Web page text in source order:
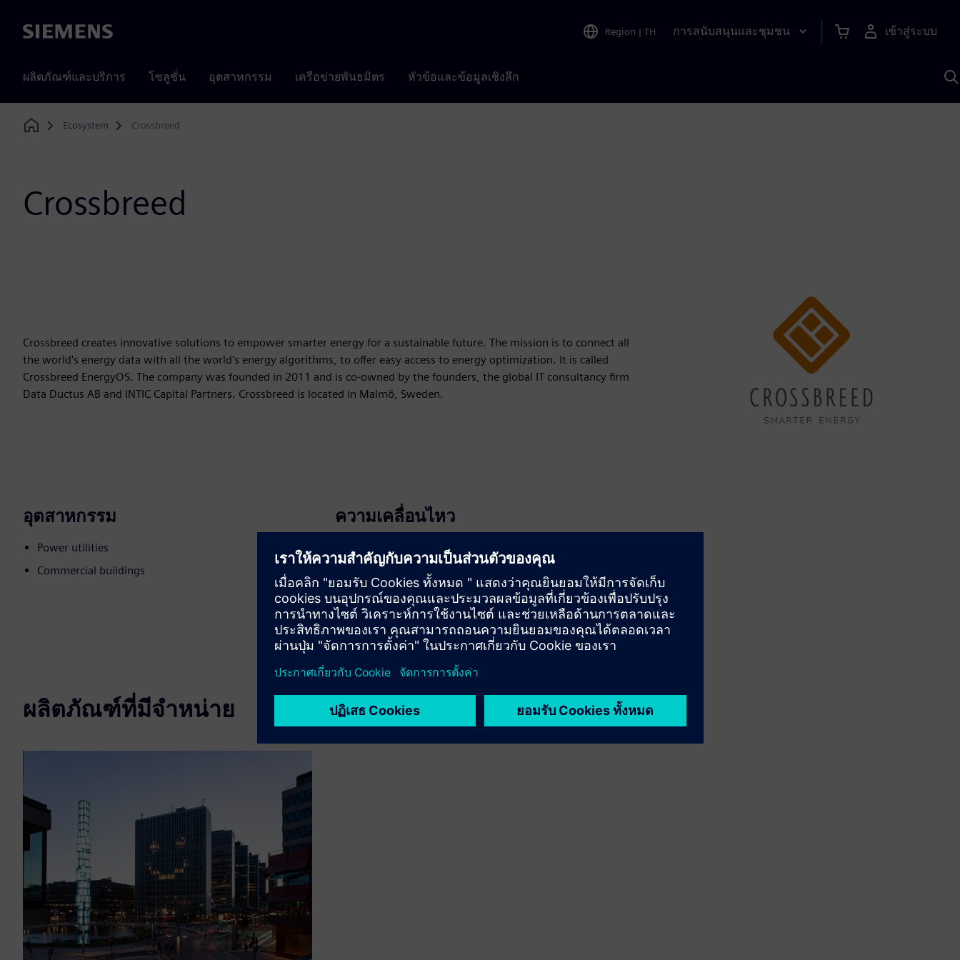
Siemens Region | TH การสนับสนุนและชุมชน เข้าสู่ระบบ
ผลิตภัณฑ์และบริการ โซลูชั่น อุตสาหกรรม เครือข่ายพันธมิตร หัวข้อและข้อมูลเชิงลึก
Home
Ecosystem Crossbreed
Crossbreed
Crossbreed creates innovative solutions to empower smarter energy for a sustainable future. The mission is to connect all
the world's energy data with all the world's energy algorithms, to offer easy access to energy optimization. It is called
Crossbreed EnergyOS. The company was founded in 2011 and is co-owned by the founders, the global IT consultancy firm
Data Ductus AB and INTIC Capital Partners. Crossbreed is located in Malmö, Sweden.
อุตสาหกรรม
Power utilities
Commercial buildings
ความเคลื่อนไหว
Build
ขยายหรือสร้างด้วยผลิตภัณฑ์/โซลูชันของ Siemens
Xcelerator โดยการสร้างผลิตภัณฑ์ใหม่ หรือสร้างโซลูชัน
ลูกค้าใหม่ผ่านการผสานรวมผลิตภัณฑ์ Siemens Xcelerator
และผลิตภัณฑ์ของตัวเอง
ผลิตภัณฑ์ที่มีจำหน่าย